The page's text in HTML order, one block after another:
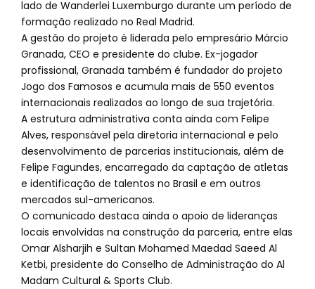
lado de Wanderlei Luxemburgo durante um período de
formação realizado no Real Madrid.
A gestão do projeto é liderada pelo empresário Márcio
Granada, CEO e presidente do clube. Ex-jogador
profissional, Granada também é fundador do projeto
Jogo dos Famosos e acumula mais de 550 eventos
internacionais realizados ao longo de sua trajetória.
A estrutura administrativa conta ainda com Felipe
Alves, responsável pela diretoria internacional e pelo
desenvolvimento de parcerias institucionais, além de
Felipe Fagundes, encarregado da captação de atletas
e identificação de talentos no Brasil e em outros
mercados sul-americanos.
O comunicado destaca ainda o apoio de lideranças
locais envolvidas na construção da parceria, entre elas
Omar Alsharjih e Sultan Mohamed Maedad Saeed Al
Ketbi, presidente do Conselho de Administração do Al
Madam Cultural & Sports Club.